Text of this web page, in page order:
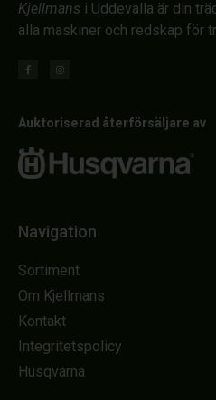
Kjellmans i Uddevalla är din
alla maskiner och redskap för
Auktoriserad återförsäljare av
Navigation
Sortiment
Om Kjellmans
Kontakt
Integritetspolicy
Husqvarna